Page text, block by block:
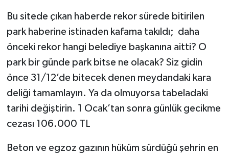
Bu sitede çıkan haberde rekor sürede bitirilen
park haberine istinaden kafama takıldı; daha
önceki rekor hangi belediye başkanına aitti? O
park bir günde park bitse ne olacak? Siz gidin
önce 31/12’de bitecek denen meydandaki kara
deliği tamamlayın. Ya da olmuyorsa tabeladaki
tarihi değiştirin. 1 Ocak’tan sonra günlük gecikme
cezası 106.000 TL
Beton ve egzoz gazının hüküm sürdüğü şehrin en